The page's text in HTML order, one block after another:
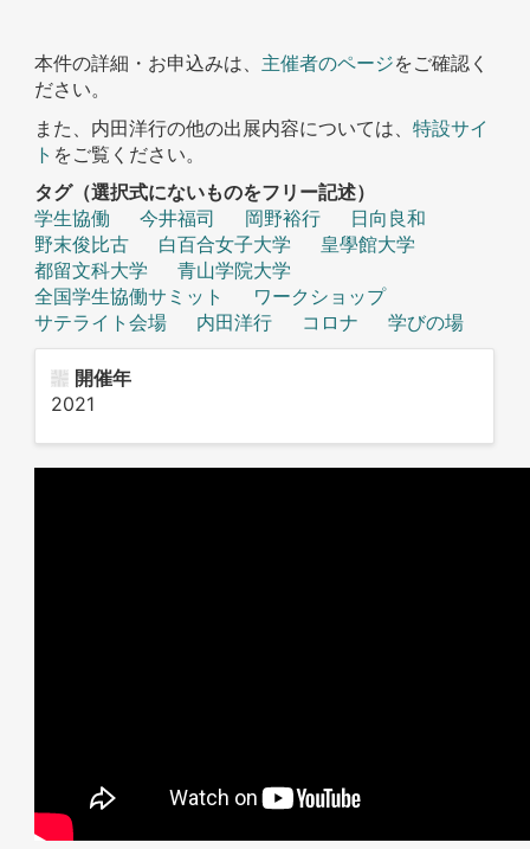
本件の詳細・お申込みは、 主催者のページをご確認く
ださい。
また、内田洋行の他の出展内容については、特設サイ
ト をご覧ください。
タグ（選択式にないものをフリー記述）
学生協働
今井福司 岡野裕行
日向良和
野末俊比古
白百合女子大学
皇學館大学
都留文科大学
青山学院大学
全国学生協働サミット
ワークショップ
サテライト会場
内田洋行 コロナ 学びの場
開催年
2021